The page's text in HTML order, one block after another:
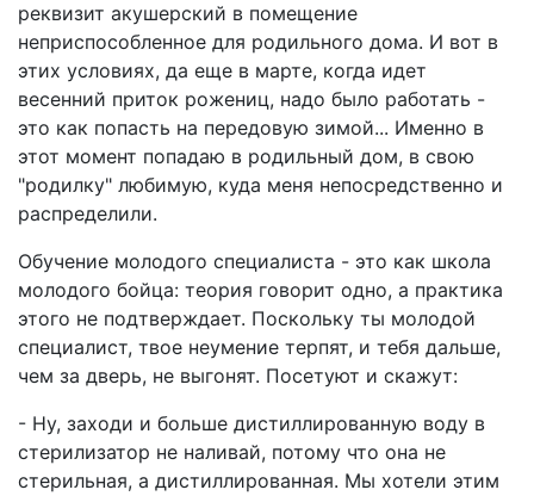
реквизит акушерский в помещение
неприспособленное для родильного дома. И вот в
этих условиях, да еще в марте, когда идет
весенний приток рожениц, надо было работать -
это как попасть на передовую зимой... Именно в
этот момент попадаю в родильный дом, в свою
"родилку" любимую, куда меня непосредственно и
распределили.
Обучение молодого специалиста - это как школа
молодого бойца: теория говорит одно, а практика
этого не подтверждает. Поскольку ты молодой
специалист, твое неумение терпят, и тебя дальше,
чем за дверь, не выгонят. Посетуют и скажут:
- Ну, заходи и больше дистиллированную воду в
стерилизатор не наливай, потому что она не
стерильная, а дистиллированная. Мы хотели этим